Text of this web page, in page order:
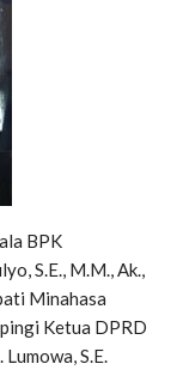
BPK
S.E., M.M., Ak.,
Minahasa
Ketua DPRD
S.E.